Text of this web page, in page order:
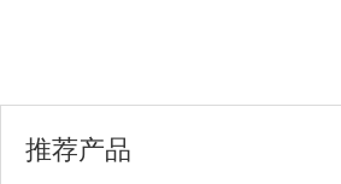
推荐产品